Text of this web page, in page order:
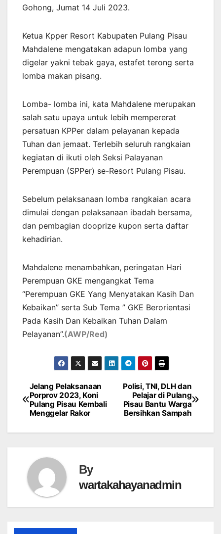
Gohong, Jumat 14 Juli 2023.
Ketua Kpper Resort Kabupaten Pulang Pisau
Mahdalene mengatakan adapun lomba yang
digelar yakni tebak gaya, estafet terong serta
lomba makan pisang.
Lomba- lomba ini, kata Mahdalene merupakan
salah satu upaya untuk lebih mempererat
persatuan KPPer dalam pelayanan kepada
Tuhan dan jemaat. Terlebih seluruh rangkaian
kegiatan di ikuti oleh Seksi Palayanan
Perempuan (SPPer) se-Resort Pulang Pisau.
Sebelum pelaksanaan lomba rangkaian acara
dimulai dengan pelaksanaan ibadah bersama,
dan pembagian dooprize kupon serta daftar
kehadirian.
Mahdalene menambahkan, peringatan Hari
Perempuan GKE mengangkat Tema
“Perempuan GKE Yang Menyatakan Kasih Dan
Kebaikan” serta Sub Tema ” GKE Berorientasi
Pada Kasih Dan Kebaikan Tuhan Dalam
Pelayanan”.(AWP/Red)
Post
navigation
Polisi, TNI, DLH dan
Pelajar di Pulang
Pisau Bantu Warga
Bersihkan Sampah
Jelang Pelaksanaan
Porprov 2023, Koni
Pulang Pisau Kembali
Menggelar Rakor
By
wartakahayanadmin